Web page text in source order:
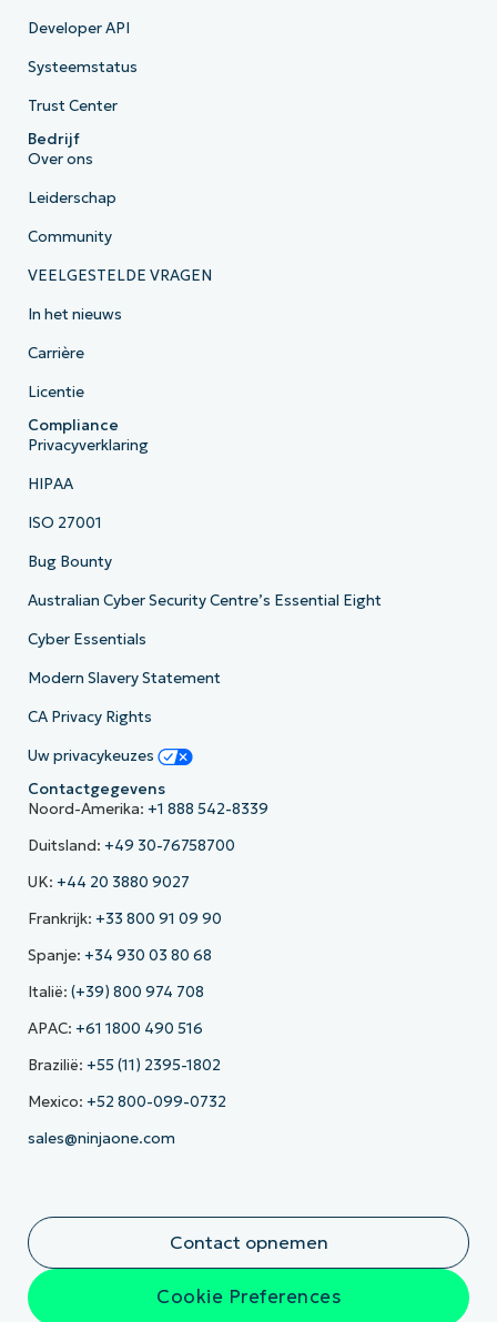
Developer API
Systeemstatus
Trust Center
Bedrijf
Over ons
Leiderschap
Community
VEELGESTELDE VRAGEN
In het nieuws
Carrière
Licentie
Compliance
Privacyverklaring
HIPAA
ISO 27001
Bug Bounty
Australian Cyber Security Centre’s Essential Eight
Cyber Essentials
Modern Slavery Statement
CA Privacy Rights
Uw privacykeuzes
Contactgegevens
Noord-Amerika: +1 888 542-8339
Duitsland: +49 30-76758700
UK: +44 20 3880 9027
Frankrijk: +33 800 91 09 90
Spanje: +34 930 03 80 68
Italië: (+39) 800 974 708
APAC: +61 1800 490 516
Brazilië: +55 (11) 2395-1802
Mexico: +52 800-099-0732
sales@ninjaone.com
Contact opnemen
Cookie Preferences